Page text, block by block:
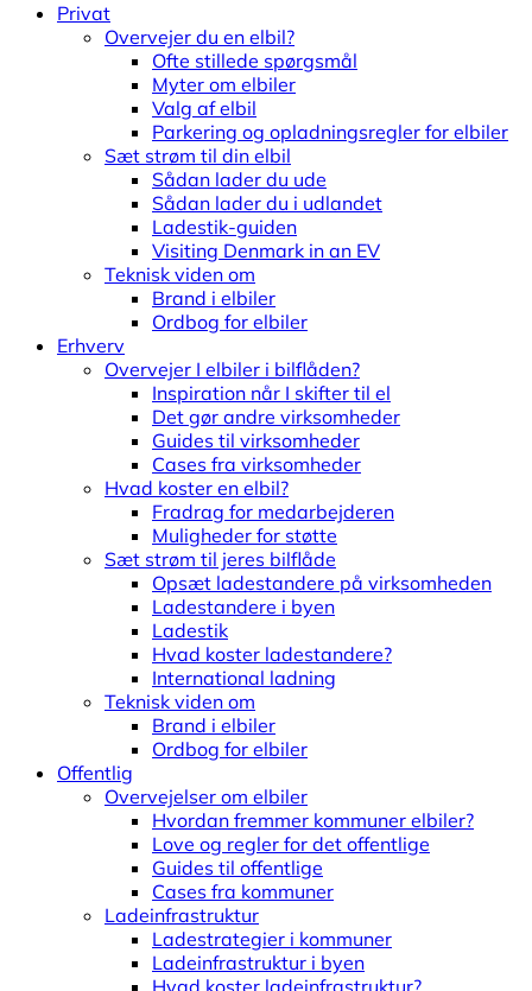
Privat
Overvejer du en elbil?
Ofte stillede spørgsmål
Myter om elbiler
Valg af elbil
Parkering og opladningsregler for elbiler
Sæt strøm til din elbil
Sådan lader du ude
Sådan lader du i udlandet
Ladestik-guiden
Visiting Denmark in an EV
Teknisk viden om
Brand i elbiler
Ordbog for elbiler
Erhverv
Overvejer I elbiler i bilflåden?
Inspiration når I skifter til el
Det gør andre virksomheder
Guides til virksomheder
Cases fra virksomheder
Hvad koster en elbil?
Fradrag for medarbejderen
Muligheder for støtte
Sæt strøm til jeres bilflåde
Opsæt ladestandere på virksomheden
Ladestandere i byen
Ladestik
Hvad koster ladestandere?
International ladning
Teknisk viden om
Brand i elbiler
Ordbog for elbiler
Offentlig
Overvejelser om elbiler
Hvordan fremmer kommuner elbiler?
Love og regler for det offentlige
Guides til offentlige
Cases fra kommuner
Ladeinfrastruktur
Ladestrategier i kommuner
Ladeinfrastruktur i byen
Hvad koster ladeinfrastruktur?